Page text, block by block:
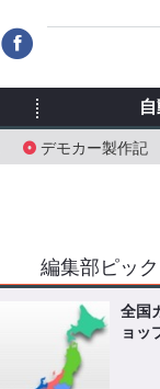
デモカー製作記
編集部ピッ
全国
ョッ